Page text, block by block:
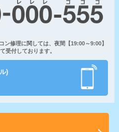
修理に関しては、夜間【19:00～9:00】
受付しております。
)